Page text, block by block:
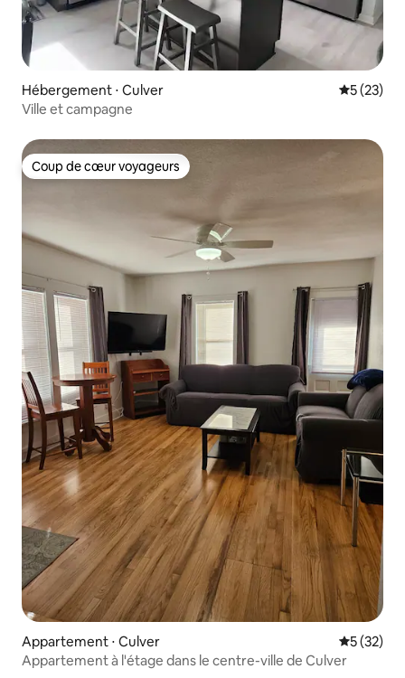
Hébergement ⋅ Culver
5 (23)
Ville et campagne
Coup de cœur voyageurs
Coup de cœur voyageurs
Appartement ⋅ Culver
5 (32)
Appartement à l'étage dans le centre-ville de Culver